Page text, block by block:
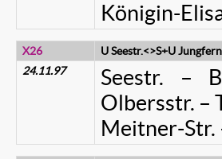
Königin-
X26
U Seestr.<>S+U
24.11.97
Seestr. –
Olbersstr. –
Meitner-Str.